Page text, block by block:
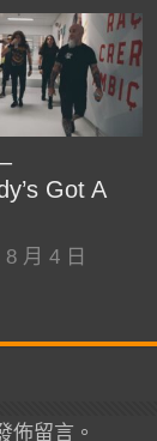
Got A
月 4 日
佈留言。